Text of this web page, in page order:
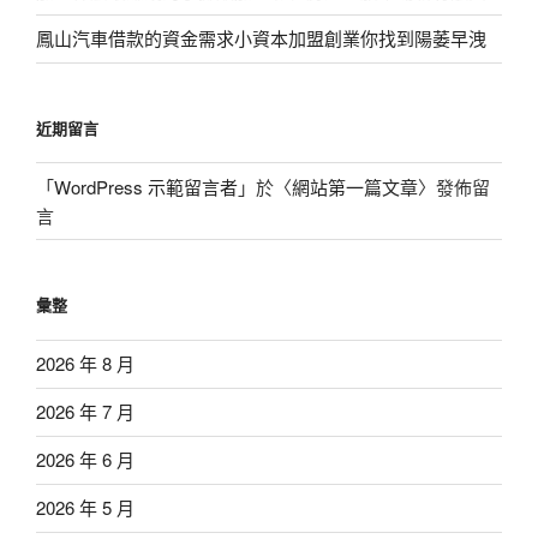
鳳山汽車借款的資金需求小資本加盟創業你找到陽萎早洩
近期留言
「WordPress 示範留言者」於〈網站第一篇文章〉發佈留
言
彙整
2026 年 8 月
2026 年 7 月
2026 年 6 月
2026 年 5 月